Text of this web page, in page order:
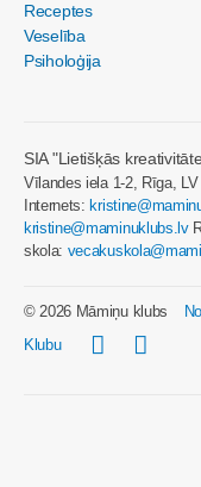
Receptes
Veselība
Psiholoģija
SIA "Lietišķās
Vīlandes iela 1-2, Rīga,
Internets:
kristine@maminuklubs.lv
skola:
© 2026 Māmiņu klubs
Klubu